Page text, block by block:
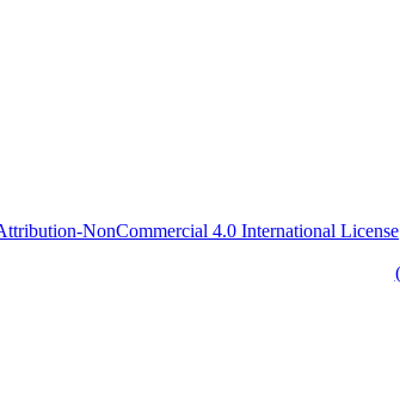
NonCommercial 4.0 International License